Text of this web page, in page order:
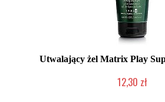
Utwalający żel Matrix Play
12,30 zł